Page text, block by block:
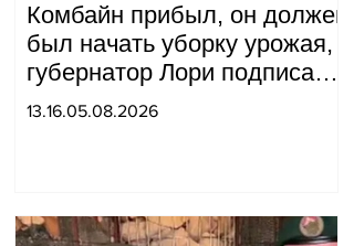
Комбайн прибыл, он должен
был начать уборку урожая,
губернатор Лори подписал
постановление о запрете
13.16.05.08.2026